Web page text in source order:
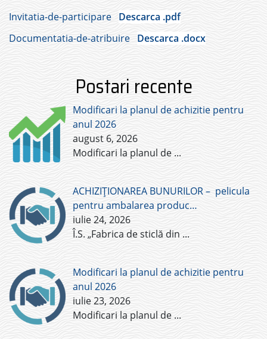
Invitatia-de-participare Descarca .pdf
Documentatia-de-atribuire Descarca .docx
Postari recente
Modificari la planul de achizitie pentru
anul 2026
august 6, 2026
Modificari la planul de ...
ACHIZIȚIONAREA BUNURILOR – pelicula
pentru ambalarea produc…
iulie 24, 2026
Î.S. „Fabrica de sticlă din ...
Modificari la planul de achizitie pentru
anul 2026
iulie 23, 2026
Modificari la planul de ...